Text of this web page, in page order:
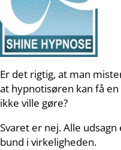
Er det rigtig, at man
at hypnotisøren kan få
ikke ville gøre?
Svaret er nej. Alle
bund i virkeligheden.